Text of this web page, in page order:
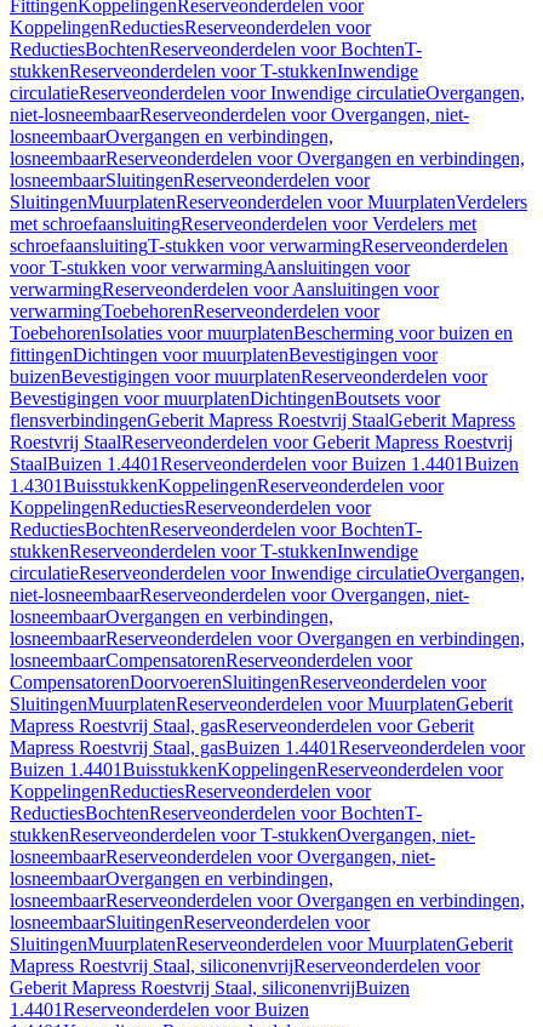
FittingenKoppelingenReserveonderdelen voor
KoppelingenReductiesReserveonderdelen voor
ReductiesBochtenReserveonderdelen voor BochtenT-
stukkenReserveonderdelen voor T-stukkenInwendige
circulatieReserveonderdelen voor Inwendige circulatieOvergangen,
niet-losneembaarReserveonderdelen voor Overgangen, niet-
losneembaarOvergangen en verbindingen,
losneembaarReserveonderdelen voor Overgangen en verbindingen,
losneembaarSluitingenReserveonderdelen voor
SluitingenMuurplatenReserveonderdelen voor MuurplatenVerdelers
met schroefaansluitingReserveonderdelen voor Verdelers met
schroefaansluitingT-stukken voor verwarmingReserveonderdelen
voor T-stukken voor verwarmingAansluitingen voor
verwarmingReserveonderdelen voor Aansluitingen voor
verwarmingToebehorenReserveonderdelen voor
ToebehorenIsolaties voor muurplatenBescherming voor buizen en
fittingenDichtingen voor muurplatenBevestigingen voor
buizenBevestigingen voor muurplatenReserveonderdelen voor
Bevestigingen voor muurplatenDichtingenBoutsets voor
flensverbindingenGeberit Mapress Roestvrij StaalGeberit Mapress
Roestvrij StaalReserveonderdelen voor Geberit Mapress Roestvrij
StaalBuizen 1.4401Reserveonderdelen voor Buizen 1.4401Buizen
1.4301BuisstukkenKoppelingenReserveonderdelen voor
KoppelingenReductiesReserveonderdelen voor
ReductiesBochtenReserveonderdelen voor BochtenT-
stukkenReserveonderdelen voor T-stukkenInwendige
circulatieReserveonderdelen voor Inwendige circulatieOvergangen,
niet-losneembaarReserveonderdelen voor Overgangen, niet-
losneembaarOvergangen en verbindingen,
losneembaarReserveonderdelen voor Overgangen en verbindingen,
losneembaarCompensatorenReserveonderdelen voor
CompensatorenDoorvoerenSluitingenReserveonderdelen voor
SluitingenMuurplatenReserveonderdelen voor MuurplatenGeberit
Mapress Roestvrij Staal, gasReserveonderdelen voor Geberit
Mapress Roestvrij Staal, gasBuizen 1.4401Reserveonderdelen voor
Buizen 1.4401BuisstukkenKoppelingenReserveonderdelen voor
KoppelingenReductiesReserveonderdelen voor
ReductiesBochtenReserveonderdelen voor BochtenT-
stukkenReserveonderdelen voor T-stukkenOvergangen, niet-
losneembaarReserveonderdelen voor Overgangen, niet-
losneembaarOvergangen en verbindingen,
losneembaarReserveonderdelen voor Overgangen en verbindingen,
losneembaarSluitingenReserveonderdelen voor
SluitingenMuurplatenReserveonderdelen voor MuurplatenGeberit
Mapress Roestvrij Staal, siliconenvrijReserveonderdelen voor
Geberit Mapress Roestvrij Staal, siliconenvrijBuizen
1.4401Reserveonderdelen voor Buizen